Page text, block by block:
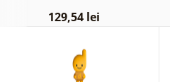
129,54 lei